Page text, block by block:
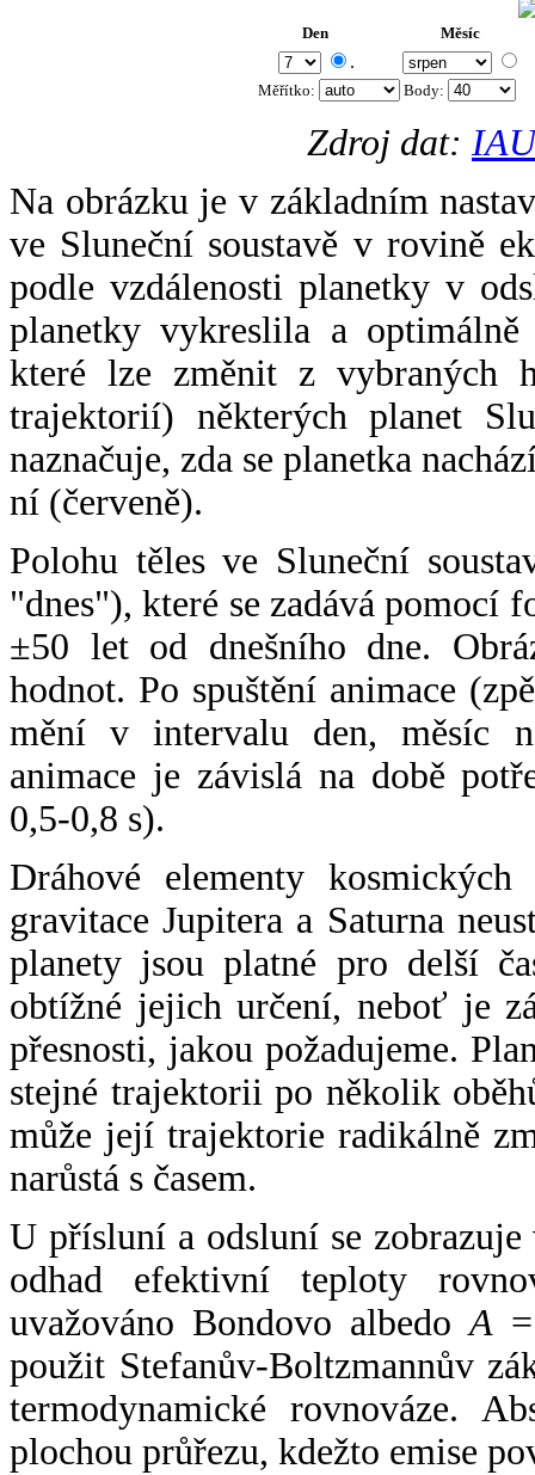
Den Měsíc
.
Měřítko: Body:
Zdroj dat:
Na obrázku je v základním
ve Sluneční soustavě v rovině
podle vzdálenosti planetky v
planetky vykreslila a
které lze změnit z vybraných
trajektorií) některých planet
naznačuje, zda se planetka
ní (červeně).
Polohu těles ve Sluneční
"dnes"), které se zadává pomocí
±50 let od dnešního dne.
hodnot. Po spuštění animace
mění v intervalu den, měsíc
animace je závislá na době
0,5-0,8 s).
Dráhové elementy
gravitace Jupitera a Saturna
planety jsou platné pro delší
obtížné jejich určení, neboť je
přesnosti, jakou požadujeme.
stejné trajektorii po několik
může její trajektorie radikálně
narůstá s časem.
U přísluní a odsluní se
odhad efektivní teploty
uvažováno Bondovo albedoA
použit Stefanův-Boltzmannův
termodynamické rovnováze.
plochou průřezu, kdežto emise